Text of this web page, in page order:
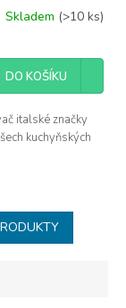
Skladem (>10 ks)
DO KOŠÍKU
italské značky
kuchyňských